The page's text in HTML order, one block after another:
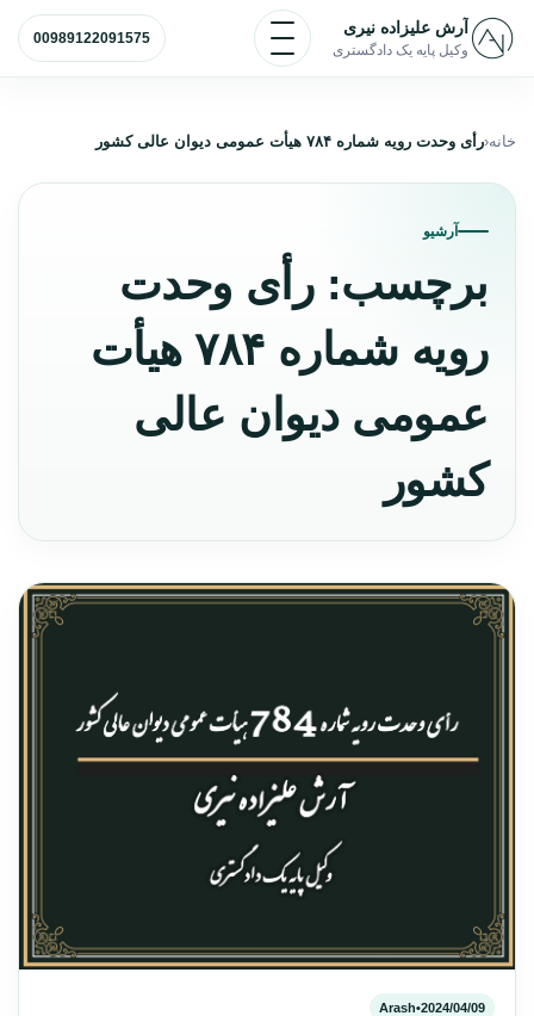
پرش به محتوا
آرش علیزاده نیری
وکیل پایه یک دادگستری
باز و بسته کردن منو
00989122091575
خانه رأی وحدت رویه شماره ۷۸۴ هیأت عمومی دیوان عالی کشور
آرشیو
برچسب:رأی وحدت
رویه شماره ۷۸۴ هیأت
عمومی دیوان عالی
کشور
2024/04/09
•
Arash